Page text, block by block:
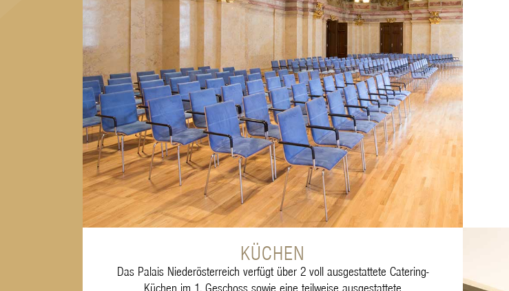
KÜCHEN
Das Palais Niederösterreich verfügt über 2 voll ausgestattete Catering-
Küchen im 1. Geschoss sowie eine teilweise ausgestattete